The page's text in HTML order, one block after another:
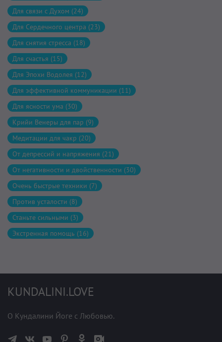
Для связи с Духом (24)
Для Сердечного центра (23)
Для снятия стресса (18)
Для счастья (15)
Для Эпохи Водолея (12)
Для эффективной коммуникации (11)
Для ясности ума (30)
Крийи Венеры для пар (9)
Медитации для чакр (20)
От депрессий и напряжения (21)
От негативности и двойственности (30)
Очень быстрые техники (7)
Против усталости (8)
Станьте сильными (3)
Экстренная помощь (16)
KUNDALINI.LOVE
О Кундалини Йоге с Любовью.